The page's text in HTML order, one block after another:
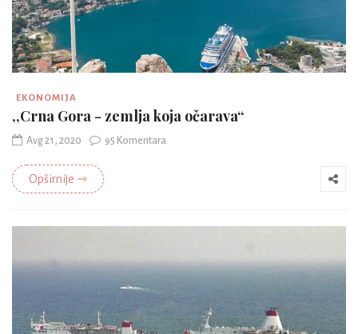
EKONOMIJA
,,Crna Gora - zemlja koja očarava“
Avg 21, 2020 95 Komentara
Opširnije ⇾